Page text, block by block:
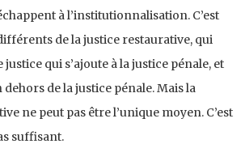
à l’institutionnalisation. C’est
de la justice restaurative, qui
justice qui s’ajoute à la justice pénale, et
dehors de la justice pénale. Mais la
ne peut pas être l’unique moyen. C’est
suffisant.